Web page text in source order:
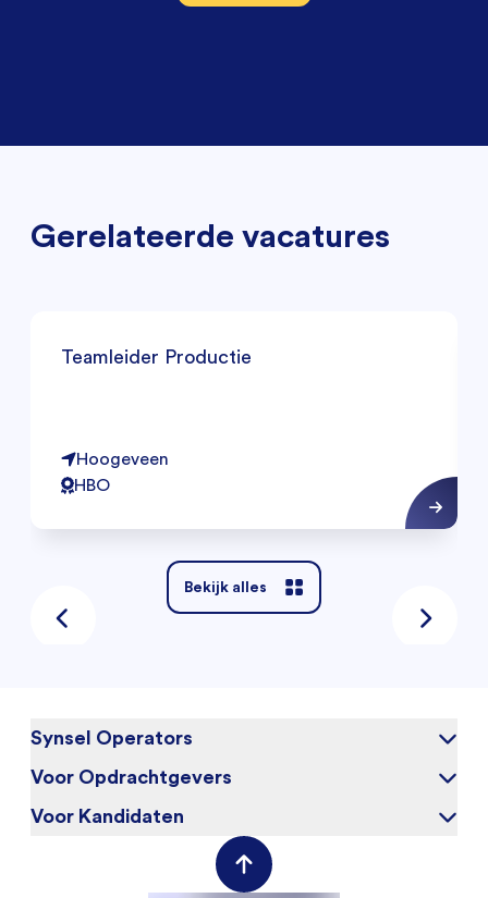
Gerelateerde vacatures
Teamleider Productie
Hoogeveen
HBO
Bekijk alles
Synsel Operators
Over ons
Blog
Voor Opdrachtgevers
Waarom Synsel
Voor Kandidaten